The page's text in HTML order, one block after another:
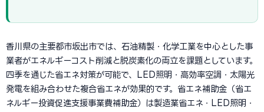
香川県の主要都市坂出市では、石油精製・化学工業を中心とした事
業者がエネルギーコスト削減と脱炭素化の両立を課題としています。
四季を通じた省エネ対策が可能で、LED照明・高効率空調・太陽光
発電を組み合わせた複合省エネが効果的です。省エネ補助金（省エ
ネルギー投資促進支援事業費補助金）は製造業省エネ・LED照明・